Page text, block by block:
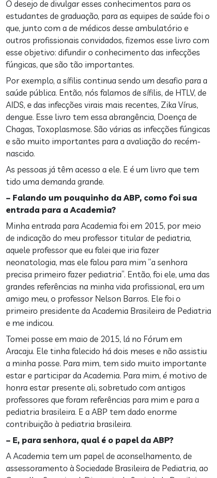
O desejo de divulgar esses conhecimentos para os
estudantes de graduação, para as equipes de saúde foi o
que, junto com a de médicos desse ambulatório e
outros profissionais convidados, fizemos esse livro com
esse objetivo: difundir o conhecimento das infecções
fúngicas, que são tão importantes.
Por exemplo, a sífilis continua sendo um desafio para a
saúde pública. Então, nós falamos de sífilis, de HTLV, de
AIDS, e das infecções virais mais recentes, Zika Vírus,
dengue. Esse livro tem essa abrangência, Doença de
Chagas, Toxoplasmose. São várias as infecções fúngicas
e são muito importantes para a avaliação do recém-
nascido.
As pessoas já têm acesso a ele. E é um livro que tem
tido uma demanda grande.
– Falando um pouquinho da ABP, como foi sua
entrada para a Academia?
Minha entrada para Academia foi em 2015, por meio
de indicação do meu professor titular de pediatria,
aquele professor que eu falei que iria fazer
neonatologia, mas ele falou para mim “a senhora
precisa primeiro fazer pediatria”. Então, foi ele, uma das
grandes referências na minha vida profissional, era um
amigo meu, o professor Nelson Barros. Ele foi o
primeiro presidente da Academia Brasileira de Pediatria
e me indicou.
Tomei posse em maio de 2015, lá no Fórum em
Aracaju. Ele tinha falecido há dois meses e não assistiu
a minha posse. Para mim, tem sido muito importante
estar e participar da Academia. Para mim, é motivo de
honra estar presente ali, sobretudo com antigos
professores que foram referências para mim e para a
pediatria brasileira. E a ABP tem dado enorme
contribuição à pediatria brasileira.
– E, para senhora, qual é o papel da ABP?
A Academia tem um papel de aconselhamento, de
assessoramento à Sociedade Brasileira de Pediatria, ao